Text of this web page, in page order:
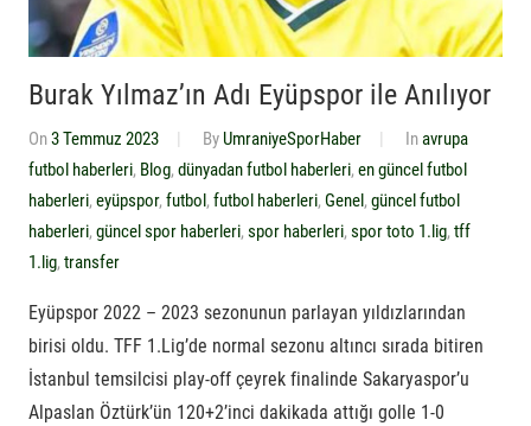
Burak Yılmaz’ın Adı Eyüpspor ile Anılıyor
On3 Temmuz 2023 By UmraniyeSporHaber Inavrupa
futbol haberleri, Blog, dünyadan futbol haberleri, en güncel futbol
haberleri, eyüpspor, futbol , futbol haberleri, Genel , güncel futbol
haberleri, güncel spor haberleri, spor haberleri, spor toto 1.lig, tff
1.lig, transfer
Eyüpspor 2022 – 2023 sezonunun parlayan yıldızlarından
birisi oldu. TFF 1.Lig’de normal sezonu altıncı sırada bitiren
İstanbul temsilcisi play-off çeyrek finalinde Sakaryaspor’u
Alpaslan Öztürk’ün 120+2’inci dakikada attığı golle 1-0